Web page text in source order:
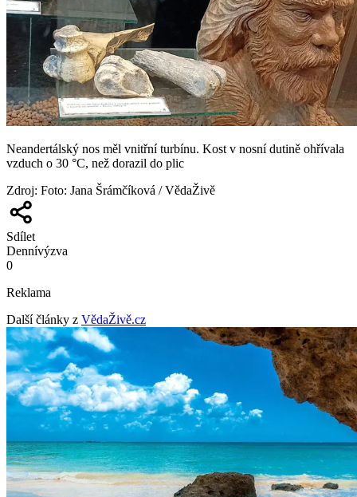
Neandertálský nos měl vnitřní turbínu. Kost v nosní dutině ohřívala
vzduch o 30 °C, než dorazil do plic
Zdroj: Foto: Jana Šrámčíková / VědaŽivě
Sdílet
Dennívýzva
0
Reklama
Další články z VědaŽivě.cz